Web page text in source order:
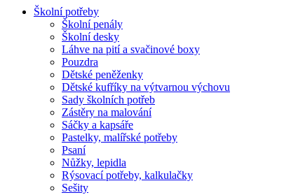
Školní potřeby
Školní penály
Školní desky
Láhve na pití a svačinové boxy
Pouzdra
Dětské peněženky
Dětské kufříky na výtvarnou výchovu
Sady školních potřeb
Zástěry na malování
Sáčky a kapsáře
Pastelky, malířské potřeby
Psaní
Nůžky, lepidla
Rýsovací potřeby, kalkulačky
Sešity